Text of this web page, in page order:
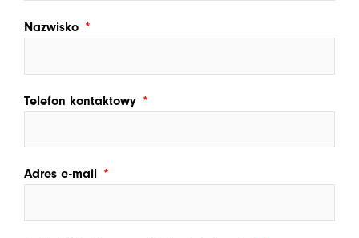
Nazwisko
Telefon kontaktowy
Adres e-mail